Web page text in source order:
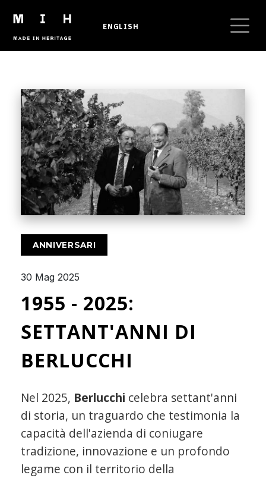
ENGLISH
Briciole di pane
ANNIVERSARI
30 Mag 2025
1955 - 2025:
SETTANT'ANNI DI
BERLUCCHI
Nel 2025, Berlucchi celebra settant'anni
di storia, un traguardo che testimonia la
capacità dell'azienda di coniugare
tradizione, innovazione e un profondo
legame con il territorio della